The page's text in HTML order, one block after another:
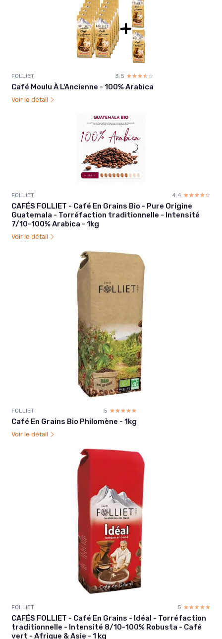
FOLLIET 3.5 ☆☆☆☆☆
★★★★★
Café Moulu À L'Ancienne - 100% Arabica
Voir le détail
FOLLIET 4.4 ☆☆☆☆☆
★★★★★
CAFÉS FOLLIET - Café En Grains Bio - Pure Origine
Guatemala - Torréfaction traditionnelle - Intensité
7/10-100% Arabica - 1kg
Voir le détail
FOLLIET 5 ☆☆☆☆☆
★★★★★
Café En Grains Bio Philomène - 1kg
Voir le détail
FOLLIET 5 ☆☆☆☆☆
★★★★★
CAFÉS FOLLIET - Café En Grains - Idéal - Torréfaction
traditionnelle - Intensité 8/10-100% Robusta - Café
vert - Afrique & Asie - 1 kg